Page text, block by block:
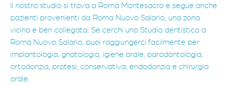
Il nostro studio si trova a Roma Montesacro e segue anche
pazienti provenienti da Roma Nuovo Salario, una zona
vicina e ben collegata. Se cerchi uno Studio dentistico a
Roma Nuovo Salario, puoi raggiungerci facilmente per
implantologia, gnatologia, igiene orale, parodontologia,
ortodonzia, protesi, conservativa, endodonzia e chirurgia
orale.